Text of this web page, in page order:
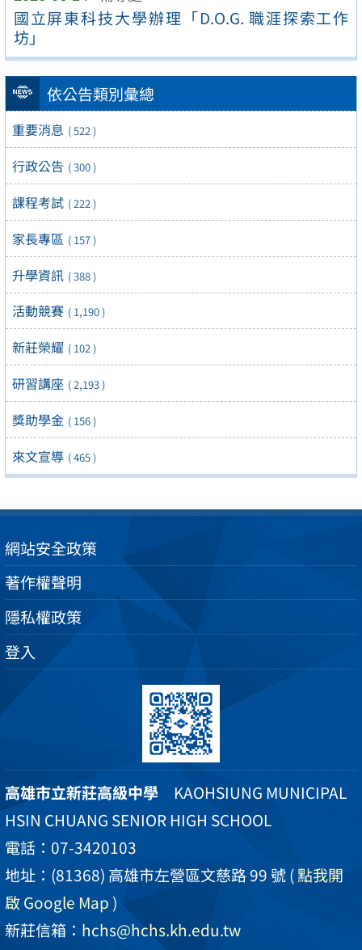
國立屏東科技大學辦理「D.O.G. 職涯探索工作
坊」
依公告類別彙總
重要消息 ( 522 )
行政公告 ( 300 )
課程考試 ( 222 )
家長專區 ( 157 )
升學資訊 ( 388 )
活動競賽 ( 1,190 )
新莊榮耀 ( 102 )
研習講座 ( 2,193 )
獎助學金 ( 156 )
來文宣導 ( 465 )
網站安全政策
著作權聲明
隱私權政策
登入
高雄市立新莊高級中學 KAOHSIUNG MUNICIPAL
HSIN CHUANG SENIOR HIGH SCHOOL
電話：07-3420103
地址：(81368) 高雄市左營區文慈路 99 號( 點我開
啟 Google Map )
新莊信箱： hchs@hchs.kh.edu.tw